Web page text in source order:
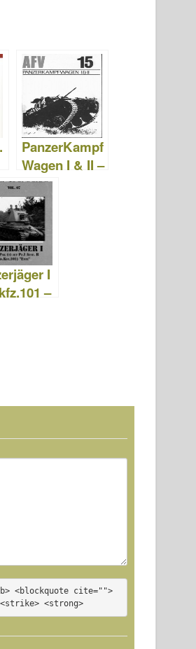
PanzerKampf
Wagen I & II –
Armes AFV
15
I
–
<blockquote cite="">
<strong>